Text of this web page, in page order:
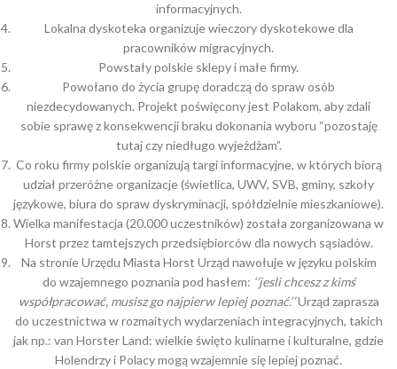
informacyjnych.
Lokalna dyskoteka organizuje wieczory dyskotekowe dla
pracowników migracyjnych.
Powstały polskie sklepy i małe firmy.
Powołano do życia grupę doradczą do spraw osób
niezdecydowanych. Projekt poświęcony jest Polakom, aby zdali
sobie sprawę z konsekwencji braku dokonania wyboru “pozostaję
tutaj czy niedługo wyjeżdżam”.
Co roku firmy polskie organizują targi informacyjne, w których biorą
udział przeróżne organizacje (świetlica, UWV, SVB, gminy, szkoły
językowe, biura do spraw dyskryminacji, spółdzielnie mieszkaniowe).
Wielka manifestacja (20.000 uczestników) została zorganizowana w
Horst przez tamtejszych przedsiębiorców dla nowych sąsiadów.
Na stronie Urzędu Miasta Horst Urząd nawołuje w języku polskim
do wzajemnego poznania pod hasłem: ‘’jesli chcesz z kimś
współpracować, musisz go najpierw lepiej poznać.’’Urząd zaprasza
do uczestnictwa w rozmaitych wydarzeniach integracyjnych, takich
jak np.: van Horster Land: wielkie święto kulinarne i kulturalne, gdzie
Holendrzy i Polacy mogą wzajemnie się lepiej poznać.